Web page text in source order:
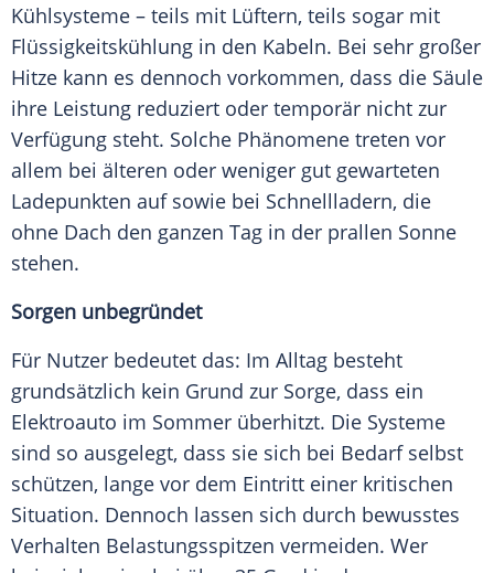
Kühlsysteme – teils mit Lüftern, teils sogar mit
Flüssigkeitskühlung in den Kabeln. Bei sehr großer
Hitze kann es dennoch vorkommen, dass die Säule
ihre Leistung reduziert oder temporär nicht zur
Verfügung steht. Solche Phänomene treten vor
allem bei älteren oder weniger gut gewarteten
Ladepunkten auf sowie bei Schnellladern, die
ohne Dach den ganzen Tag in der prallen Sonne
stehen.
Sorgen unbegründet
Für Nutzer bedeutet das: Im Alltag besteht
grundsätzlich kein Grund zur Sorge, dass ein
Elektroauto im Sommer überhitzt. Die Systeme
sind so ausgelegt, dass sie sich bei Bedarf selbst
schützen, lange vor dem Eintritt einer kritischen
Situation. Dennoch lassen sich durch bewusstes
Verhalten Belastungsspitzen vermeiden. Wer